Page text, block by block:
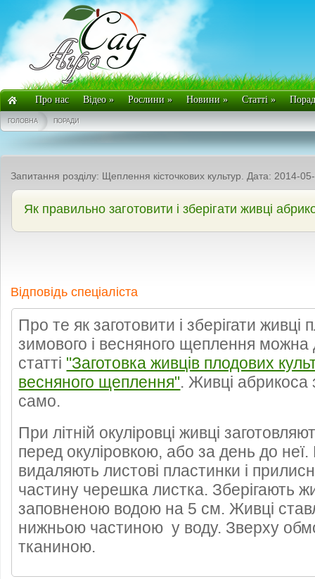
Про нас Відео» Рослини» Новини» Статті»
ПОРАДИ
ГОЛОВНА
Запитання розділу: Щеплення кісточкових культур. Дата: 2014-
Як правильно заготовити і зберігати живці
Відповідь спеціаліста
Про те як заготовити і зберігати живці
зимового і весняного щеплення можна
статті "Заготовка живців плодових
весняного щеплення". Живці абрикоса
само.
При літній окуліровці живці
перед окуліровкою, або за день до неї.
видаляють листові пластинки і
частину черешка листка. Зберігають
заповненою водою на 5 см. Живці
нижньою частиною у воду. Зверху
тканиною.